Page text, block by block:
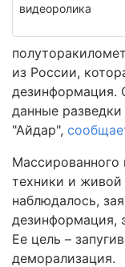
видеоролика
из России,
дезинформация.
данные
"Айдар",
техники и живой
наблюдалось,
дезинформация,
Ее цель –
деморализация.